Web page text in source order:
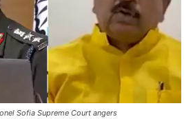
Sofia Supreme Court angers